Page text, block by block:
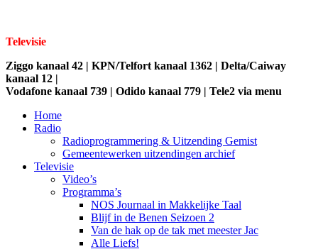
Televisie
Ziggo kanaal 42 | KPN/Telfort kanaal 1362 | Delta/Caiway
kanaal 12 |
Vodafone kanaal 739 | Odido kanaal 779 | Tele2 via menu
Home
Radio
Radioprogrammering & Uitzending Gemist
Gemeentewerken uitzendingen archief
Televisie
Video’s
Programma’s
NOS Journaal in Makkelijke Taal
Blijf in de Benen Seizoen 2
Van de hak op de tak met meester Jac
Alle Liefs!